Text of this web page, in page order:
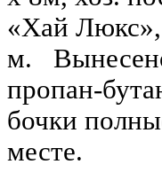
«Хай Люкс»,
м. Вынесено
пропан-
бочки
месте.